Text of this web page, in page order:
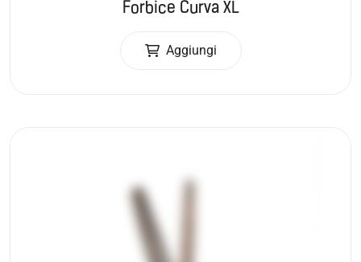
Forbice Curva XL
Aggiungi